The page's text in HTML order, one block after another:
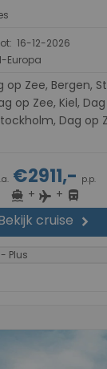
16-12-2026
Europa
op Zee, Kiel,
Dag op
€2911,- p.p.
directions_boat + flight + directions_bus
cruise chevron_right
Plus